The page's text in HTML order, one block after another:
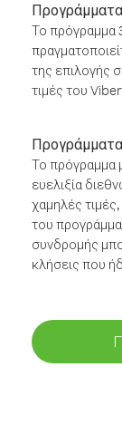
Το πρόγραμμα
της επιλογής
τιμές του
Προγράμματα
Το πρόγραμμα
ευελιξία
χαμηλές
του
συνδρομής
κλήσεις που